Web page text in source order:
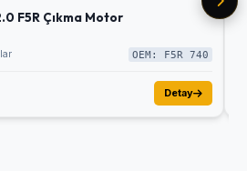
F5R Çıkma Motor
OEM: F5R 740
Detay